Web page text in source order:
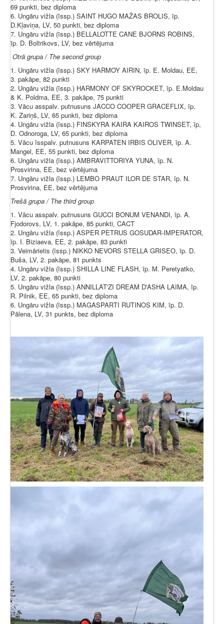
69 punkti, bez diploma
6. Ungāru vižla (īssp.) SAINT HUGO MAŽAS BROLIS, īp.
D.Kļaviņa, LV, 50 punkti, bez diploma
7. Ungāru vižla (īssp.) BELLALOTTE CANE BJORNS ROBINS,
īp. D. Boltrikovs, LV, bez vērtējuma
Otrā grupa / The second group
1. Ungāru vižla (īssp.) SKY HARMOY AIRIN, īp. E. Moldau, EE,
3. pakāpe, 82 punkti
2. Ungāru vižla (īssp.) HARMONY OF SKYROCKET, īp. E.Moldau
& K. Poldma, EE, 3. pakāpe, 75 punkti
3. Vācu asspalv. putnusuns JACCO COOPER GRACEFLIX, īp.
K. Zariņš, LV, 65 punkti, bez diploma
4. Ungāru vižla (īssp.) FINSKYRA KAIRA KAIROS TWINSET, īp,
D. Odnoroga, LV, 65 punkti, bez diploma
5. Vācu īsspalv. putnusuns KARPATEN IRBIS OLIVER, īp. A.
Mangel, EE, 55 punkti, bez diploma
6. Ungāru vižla (īssp.) AMBRAVITTORIYA YUNA, īp. N.
Prosvirina, EE, bez vērtējuma
7. Ungāru vižla (īssp.) LEMBO PRAUT ILOR DE STAR, īp. N.
Prosvirina, EE, bez vērtējuma
Trešā grupa / The third group
1. Vācu asspalv. putnusuns GUCCI BONUM VENANDI, īp. A.
Fjodorovs, LV, 1. pakāpe, 85 punkti, CACT
2. Ungāru vižla (īssp.) ASPER PETRUS GOSUDAR-IMPERATOR,
īp. I. Biziaeva, EE, 2. pakāpe, 83 punkti
3. Veimārietis (īssp.) NIKKO NEVORS STELLA GRISEO, īp. D.
Buša, LV, 2. pakāpe, 81 punkts
4. Ungāru vižla (īssp.) SHILLA LINE FLASH, īp. M. Peretyatko,
LV, 2. pakāpe, 80 punkti
5. Ungāru vižla (īssp.) ANNILLAT'ZI DREAM D'ASHA LAIMA, īp.
R. Pilnik, EE, 65 punkti, bez diploma
6. Ungāru vižla (īssp.) MAGASPARTI RUTINOS KIM, īp. D.
Pālena, LV, 31 punkts, bez diploma